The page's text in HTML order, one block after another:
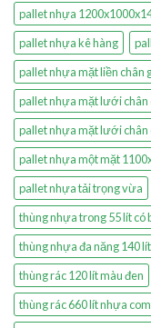
pallet nhựa
pallet nhựa kê hàng
pallet nhựa mặt liền chân
pallet nhựa mặt lưới chân
pallet nhựa mặt lưới chân
pallet nhựa một mặt
pallet nhựa tải trọng vừa
thùng nhựa trong 55 lít có
thùng nhựa đa năng 140 lít
thùng rác 120 lít màu đen
thùng rác 660 lít nhựa